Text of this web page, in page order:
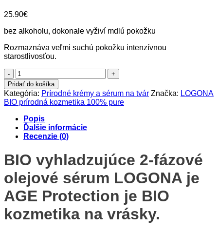
25.90€
bez alkoholu, dokonale vyživí mdlú pokožku
Rozmaznáva veľmi suchú pokožku intenzívnou
starostlivosťou.
množstvo
BIO
vyhladzujúce
2-
fázové
olejové
sérum
LOGONA
Pridať do košíka
Kategória: Prírodné krémy a sérum na tvár Značka: LOGONA
BIO prírodná kozmetika 100% pure
Popis
Ďalšie informácie
Recenzie (0)
BIO vyhladzujúce 2-fázové
olejové sérum LOGONA je
AGE Protection je BIO
kozmetika na vrásky.